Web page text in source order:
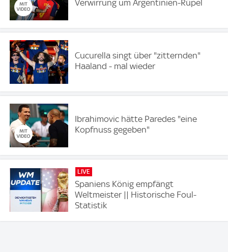
Verwirrung um Argentinien-Rüpel
Cucurella singt über "zitternden"
Haaland - mal wieder
Ibrahimovic hätte Paredes "eine
Kopfnuss gegeben"
LIVE
Spaniens König empfängt
Weltmeister || Historische Foul-
Statistik